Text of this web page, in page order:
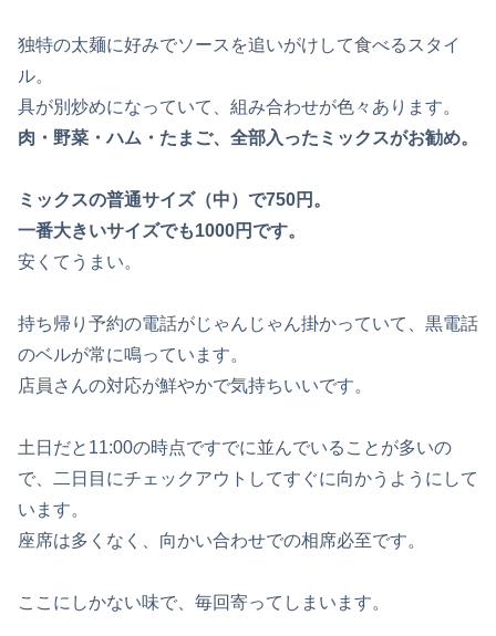
独特の太麺に好みでソースを追いがけして食べるスタイ
ル。
具が別炒めになっていて、組み合わせが色々あります。
肉・野菜・ハム・たまご、全部入ったミックスがお勧め。
ミックスの普通サイズ（中）で750円。
一番大きいサイズでも1000円です。
安くてうまい。
持ち帰り予約の電話がじゃんじゃん掛かっていて、黒電話
のベルが常に鳴っています。
店員さんの対応が鮮やかで気持ちいいです。
土日だと11:00の時点ですでに並んでいることが多いの
で、二日目にチェックアウトしてすぐに向かうようにして
います。
座席は多くなく、向かい合わせでの相席必至です。
ここにしかない味で、毎回寄ってしまいます。